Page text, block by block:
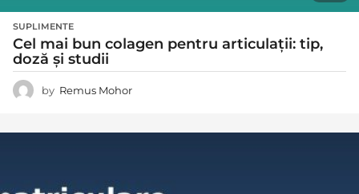
SUPLIMENTE
Cel mai bun colagen pentru articulații: tip,
doză și studii
by Remus Mohor